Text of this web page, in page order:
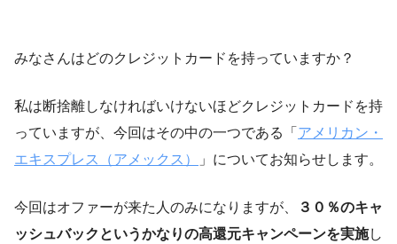
みなさんはどのクレジットカードを持っていますか？
私は断捨離しなければいけないほどクレジットカードを持
っていますが、今回はその中の一つである「 アメリカン・
エキスプレス（アメックス）
」についてお知らせします。
今回はオファーが来た人のみになりますが、
３０％のキャ
ッシュバックというかなりの高還元キャンペーンを実施し